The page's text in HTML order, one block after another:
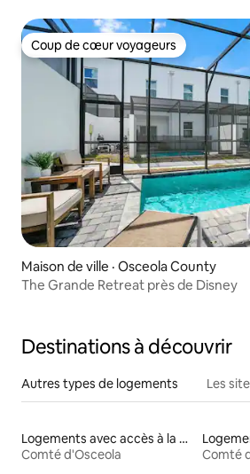
Coup de cœur voyageurs
Coup de cœur voyageurs
Maison de ville · Osceola County
The Grande Retreat près de Disney
Destinations à découvrir
Autres types de logements Les
Logements avec accès à la plage
Comté d'Osceola
Comté